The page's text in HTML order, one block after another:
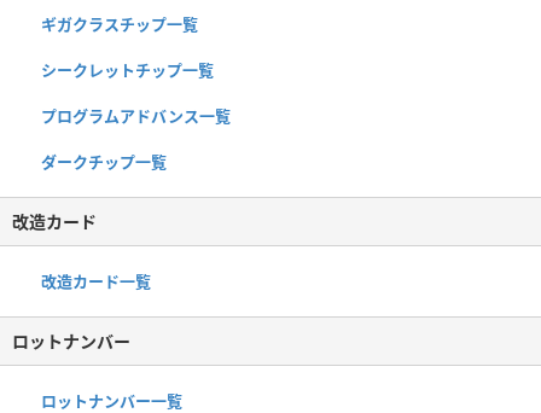
ギガクラスチップ一覧
シークレットチップ一覧
プログラムアドバンス一覧
ダークチップ一覧
改造カード
改造カード一覧
ロットナンバー
ロットナンバー一覧